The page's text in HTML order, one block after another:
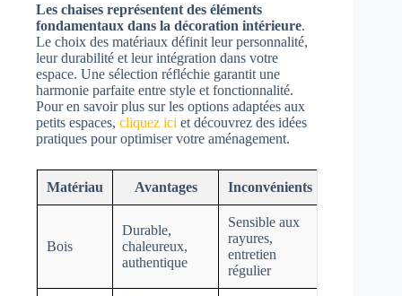
Les chaises représentent des éléments
fondamentaux dans la décoration intérieure.
Le choix des matériaux définit leur personnalité,
leur durabilité et leur intégration dans votre
espace. Une sélection réfléchie garantit une
harmonie parfaite entre style et fonctionnalité.
Pour en savoir plus sur les options adaptées aux
petits espaces, cliquez ici et découvrez des idées
pratiques pour optimiser votre aménagement.
Matériau Avantages Inconvénients
Bois
Durable,
chaleureux,
authentique
Sensible aux
rayures,
entretien
régulier